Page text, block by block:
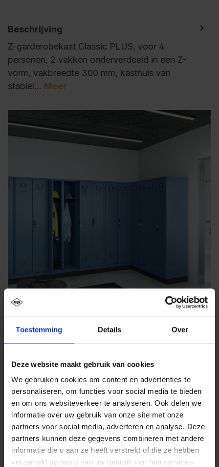
Toestemming Details Over
Deze website maakt gebruik van cookies
We gebruiken cookies om content en advertenties te
personaliseren, om functies voor social media te bieden
en om ons websiteverkeer te analyseren. Ook delen we
informatie over uw gebruik van onze site met onze
partners voor social media, adverteren en analyse. Deze
partners kunnen deze gegevens combineren met andere
informatie die u aan ze heeft verstrekt of die ze hebben
verzameld op basis van uw gebruik van hun services.
Beschrijving
Z-garderobekast Classic PLUS, voor 4
personen, 2 vakken onderverdeeld in een Z-
vorm, vakbreedte 300 mm, kasthuis van
stabiel… Meer